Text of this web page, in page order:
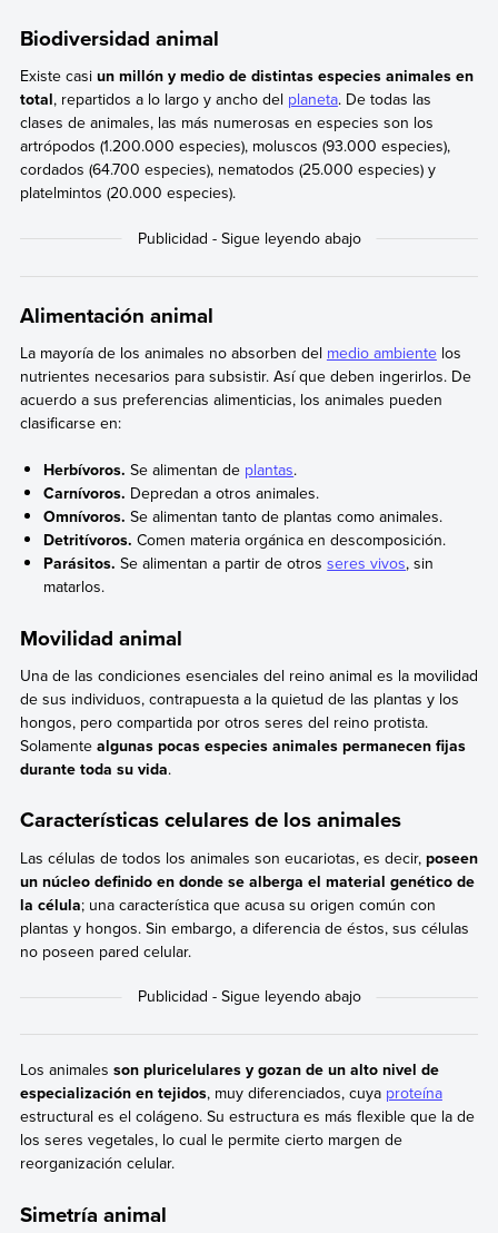
Biodiversidad animal
Existe casi un millón y medio de distintas especies animales en
total, repartidos a lo largo y ancho del planeta. De todas las
clases de animales, las más numerosas en especies son los
artrópodos (1.200.000 especies), moluscos (93.000 especies),
cordados (64.700 especies), nematodos (25.000 especies) y
platelmintos (20.000 especies).
Alimentación animal
La mayoría de los animales no absorben del medio ambientelos
nutrientes necesarios para subsistir. Así que deben ingerirlos. De
acuerdo a sus preferencias alimenticias, los animales pueden
clasificarse en:
Herbívoros. Se alimentan de plantas.
Carnívoros. Depredan a otros animales.
Omnívoros. Se alimentan tanto de plantas como animales.
Detritívoros. Comen materia orgánica en descomposición.
Parásitos. Se alimentan a partir de otrosseres vivos, sin
matarlos.
Movilidad animal
Una de las condiciones esenciales del reino animal es la movilidad
de sus individuos, contrapuesta a la quietud de las plantas y los
hongos, pero compartida por otros seres del reino protista.
Solamente algunas pocas especies animales permanecen fijas
durante toda su vida.
Características celulares de los animales
Las células de todos los animales son eucariotas, es decir, poseen
un núcleo definido en donde se alberga el material genético de
la célula; una característica que acusa su origen común con
plantas y hongos. Sin embargo, a diferencia de éstos, sus células
no poseen pared celular.
Los animales son pluricelulares y gozan de un alto nivel de
especialización en tejidos, muy diferenciados, cuya proteína
estructural es el colágeno. Su estructura es más flexible que la de
los seres vegetales, lo cual le permite cierto margen de
reorganización celular.
Simetría animal